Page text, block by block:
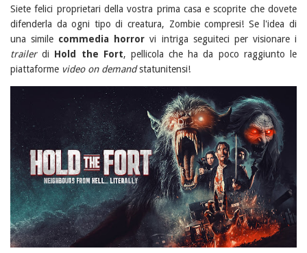
Siete felici proprietari della vostra prima casa e scoprite che dovete
difenderla da ogni tipo di creatura, Zombie compresi! Se l'idea di
una simile commedia horror vi intriga seguiteci per visionare i
trailerdi Hold the Fort, pellicola che ha da poco raggiunto le
piattaforme video on demandstatunitensi!